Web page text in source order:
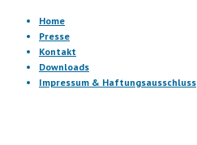
Home
Presse
Kontakt
Downloads
Impressum & Haftungsausschluss